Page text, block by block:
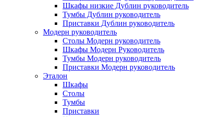
Шкафы низкие Дублин руководитель
Тумбы Дублин руководитель
Приставки Дублин руководитель
Модерн руководитель
Столы Модерн руководитель
Шкафы Модерн Руководитель
Тумбы Модерн руководитель
Приставки Модерн руководитель
Эталон
Шкафы
Столы
Тумбы
Приставки